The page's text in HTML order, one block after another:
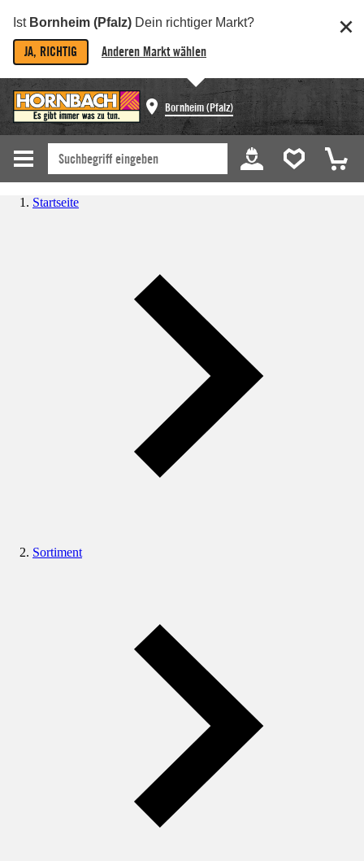
Ist Bornheim (Pfalz) Dein richtiger Markt?
JA, RICHTIG Anderen Markt wählen
Bornheim (Pfalz)
Startseite
Sortiment